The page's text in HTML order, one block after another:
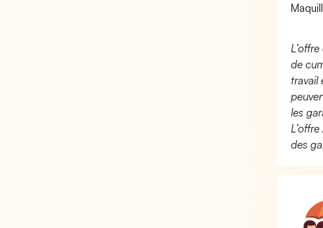
de
travail
les
des